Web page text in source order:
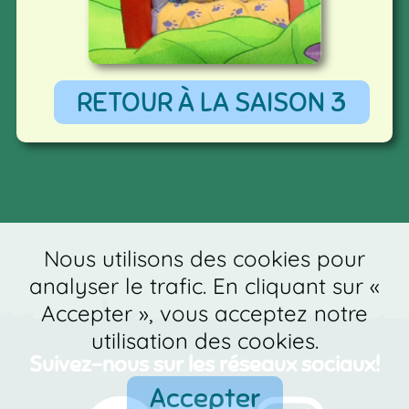
RETOUR À LA SAISON 3
Suivez-nous sur les réseaux sociaux!
Nous utilisons des cookies pour
analyser le trafic. En cliquant sur «
Accepter », vous acceptez notre
utilisation des cookies.
Accepter